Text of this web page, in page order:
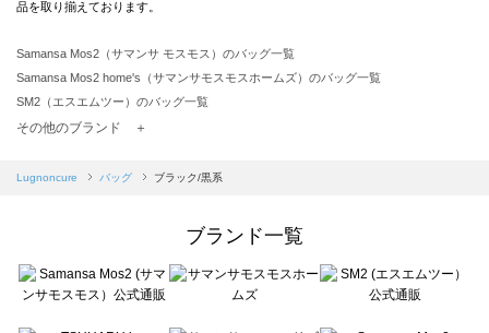
品を取り揃えております。
Samansa Mos2（サマンサ モスモス）のバッグ一覧
Samansa Mos2 home's（サマンサモスモスホームズ）のバッグ一覧
SM2（エスエムツー）のバッグ一覧
TSUHARU by Samansa Mos2（ツハルバイサマンサモスモス）のバッグ一覧
Samansa Mos2 blue（サマンサモスモス ブルー）のバッグ一覧
sō4ū（ソウフォーユー）のバッグ一覧
Te chichi（テチチ）のバッグ一覧
Te chichi CLASSIC（テチチ クラシック）のバッグ一覧
その他のブランド ＋
Lugnoncure バッグ ブラック/黒系
ブランド一覧